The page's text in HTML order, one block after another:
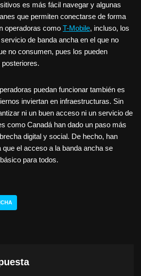
es más fácil navegar y algunas
que permiten conectarse de forma
operadoras como T-Mobile, incluso, los
de banda ancha en el que no
no consumen, pues los pueden
puedan funcionar también es
inviertan en infraestructuras. Sin
ni un buen acceso ni un servicio de
como Canadá han dado un paso más
digital y social. De hecho, han
que el acceso a la banda ancha se
para todos.